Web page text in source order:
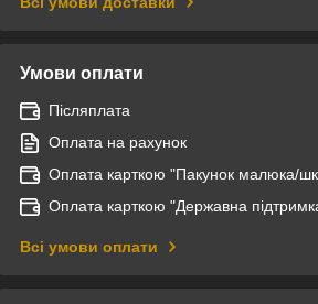
Умови оплати
Післяплата
Оплата на рахунок
Оплата карткою "Пакунок малюка/
Оплата карткою "Державна
Всі умови оплати